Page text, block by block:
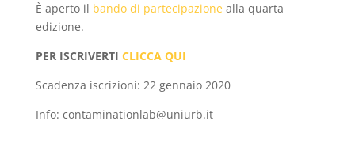
È aperto il bando di partecipazionealla quarta
edizione.
PER ISCRIVERTI CLICCA QUI
Scadenza iscrizioni: 22 gennaio 2020
Info: contaminationlab@uniurb.it